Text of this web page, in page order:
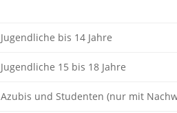
Jugendliche bis 14 Jahre
Jugendliche 15 bis 18 Jahre
Azubis und Studenten (nur mit